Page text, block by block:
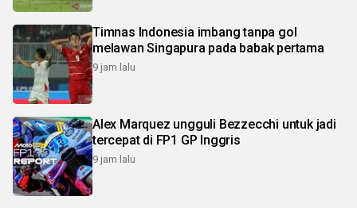
Timnas Indonesia imbang tanpa gol
melawan Singapura pada babak pertama
9 jam lalu
Alex Marquez ungguli Bezzecchi untuk jadi
tercepat di FP1 GP Inggris
9 jam lalu